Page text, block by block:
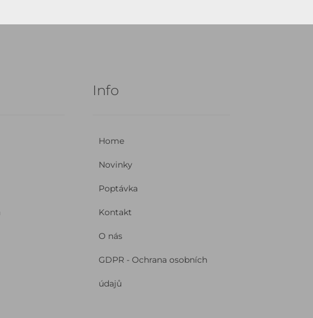
Info
Home
Novinky
Poptávka
Kontakt
O nás
GDPR - Ochrana osobních
údajů